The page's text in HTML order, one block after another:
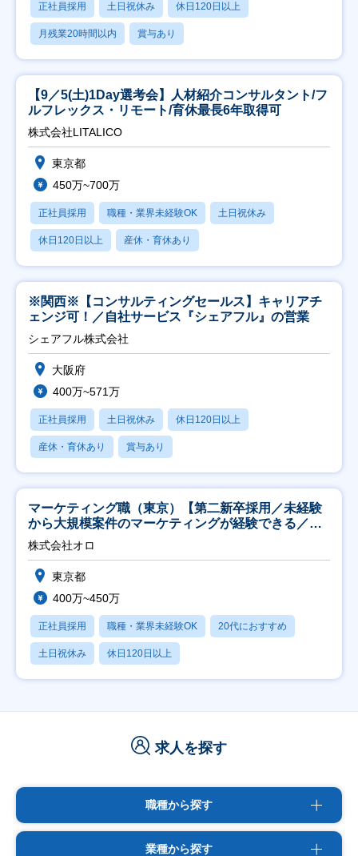
正社員採用 土日祝休み 休日120日以上
月残業20時間以内 賞与あり
【9／5(土)1Day選考会】人材紹介コンサルタント/フ
ルフレックス・リモート/育休最長6年取得可
株式会社LITALICO
東京都
450万~700万
正社員採用 職種・業界未経験OK 土日祝休み
休日120日以上 産休・育休あり
※関西※【コンサルティングセールス】キャリアチ
ェンジ可！／自社サービス『シェアフル』の営業
シェアフル株式会社
大阪府
400万~571万
正社員採用 土日祝休み 休日120日以上
産休・育休あり 賞与あり
マーケティング職（東京）【第二新卒採用／未経験
から大規模案件のマーケティングが経験できる／研
修充実】
株式会社オロ
東京都
400万~450万
正社員採用 職種・業界未経験OK 20代におすすめ
土日祝休み 休日120日以上
求人を探す
職種から探す
業種から探す